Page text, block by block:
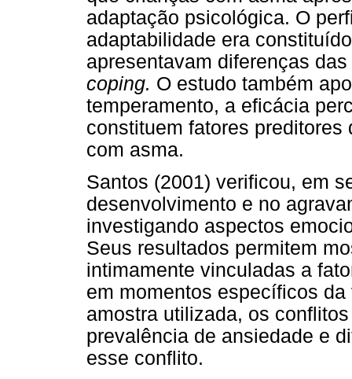
adaptação psicológica. O
adaptabilidade era
apresentavam diferenças
coping. O estudo também
temperamento, a eficácia
constituem fatores
com asma.
Santos (2001) verificou, em
desenvolvimento e no
investigando aspectos
Seus resultados permitem
intimamente vinculadas a
em momentos específicos
amostra utilizada, os
prevalência de ansiedade e
esse conflito.